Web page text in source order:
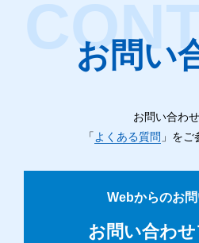
お問い
お問い合わ
「 よくある質問 」をご
Webからのお
お問い合わ